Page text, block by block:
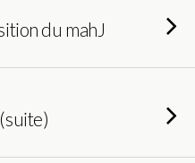
du mahJ